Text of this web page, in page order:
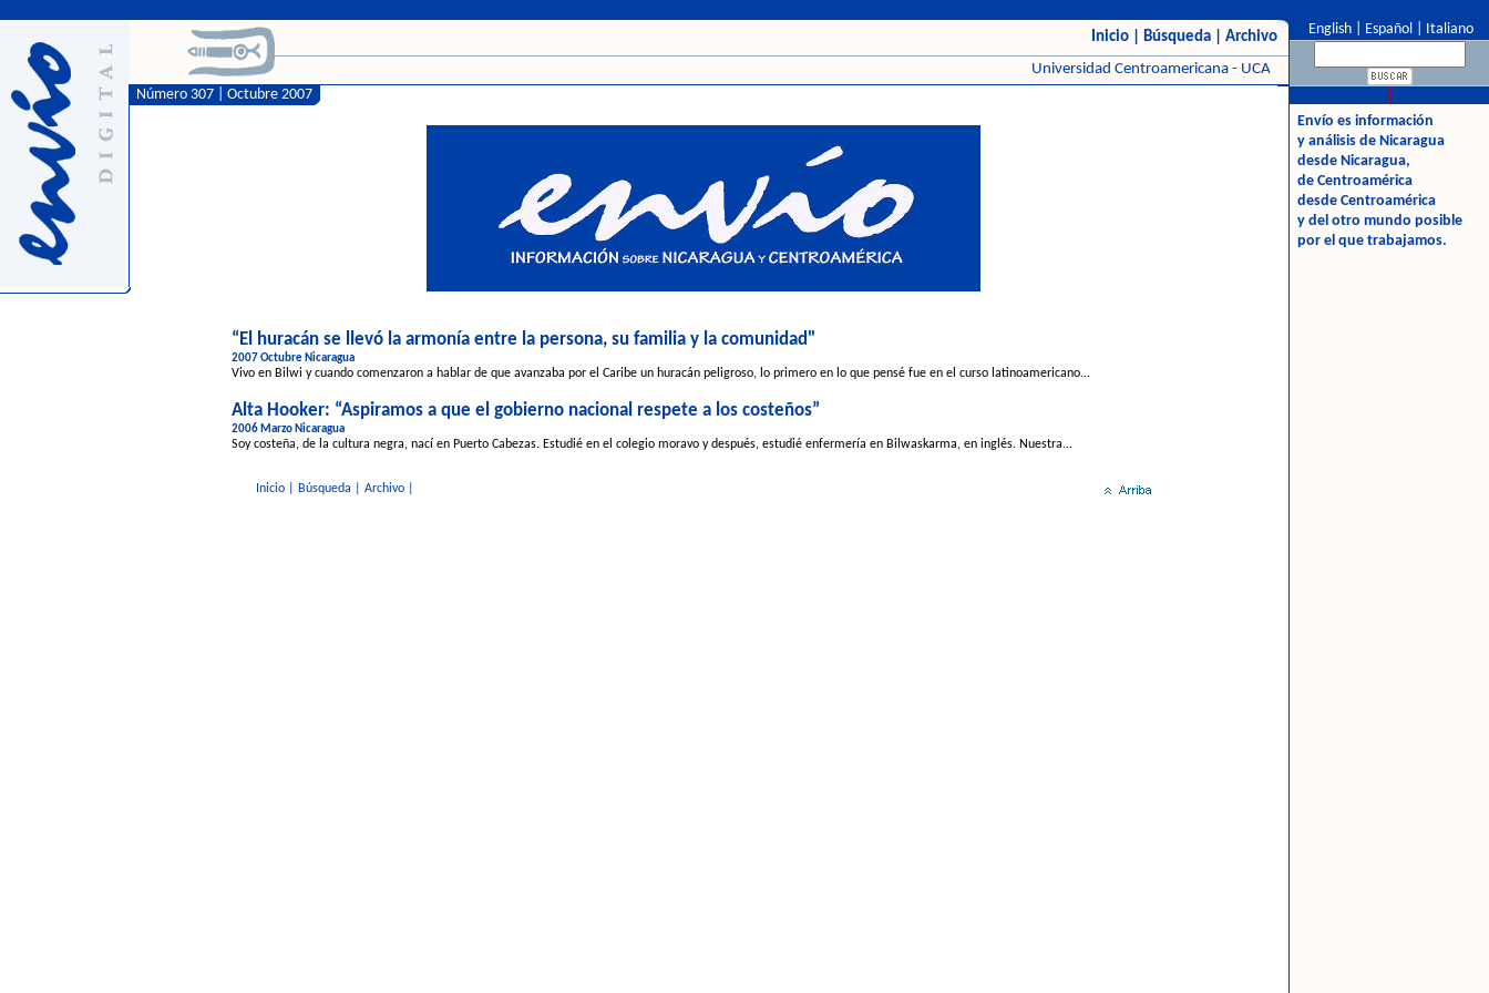
Inicio Búsqueda
Archivo
Universidad Centroamericana - UCA
Número 307 | Octubre 2007
“El huracán se llevó la armonía entre la persona, su familia y la comunidad"
2007 Octubre Nicaragua
Vivo en Bilwi y cuando comenzaron a hablar de que avanzaba por el Caribe un huracán peligroso, lo primero en lo que pensé fue en el curso latinoamericano...
Alta Hooker: “Aspiramos a que el gobierno nacional respete a los costeños”
2006 Marzo Nicaragua
Soy costeña, de la cultura negra, nací en Puerto Cabezas. Estudié en el colegio moravo y después, estudié enfermería en Bilwaskarma, en inglés. Nuestra...
Inicio Búsqueda Archivo
English Español Italiano
Envío es información
y análisis de Nicaragua
desde Nicaragua,
de Centroamérica
desde Centroamérica
y del otro mundo posible
por el que trabajamos.